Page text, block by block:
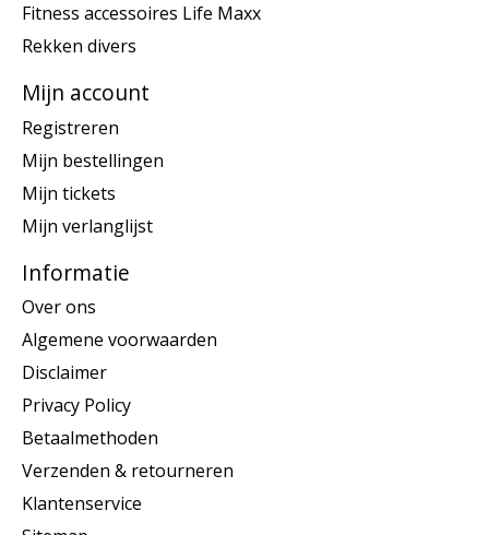
Fitness accessoires Life Maxx
Rekken divers
Mijn account
Registreren
Mijn bestellingen
Mijn tickets
Mijn verlanglijst
Informatie
Over ons
Algemene voorwaarden
Disclaimer
Privacy Policy
Betaalmethoden
Verzenden & retourneren
Klantenservice